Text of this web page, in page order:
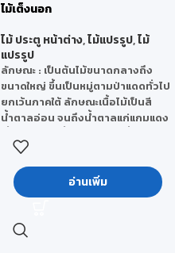
ไม้เต็งนอก
ไม้ ประตู หน้าต่าง,ไม้แปรรูป,ไม้
แปรรูป
ลักษณะ : เป็นต้นไม้ขนาดกลางถึง
ขนาดใหญ่ ขึ้นเป็นหมู่ตามป่าแดดทั่วไป
ยกเว้นภาคใต้ ลักษณะเนื้อไม้เป็นสี
น้ำตาลอ่อน จนถึงน้ำตาลแก่แกมแดง
แข็งแรงและทนทานมาก เมื่อผึ่งให้แห้ง
แล้วเลื่อยไสตกแต่งจะสามารทำได้ยาก
น้ำหนักโดยเฉลี่ยประมาณ 1,040
กิโลกรัมต่อลูกบาศก์เมตร
ลักษณะคุณสมบัติ
- เป็นไม้ขนาดใหญ่มีอยู่ทั่วไปเมื่อเลื่อย
อ่านเพิ่ม